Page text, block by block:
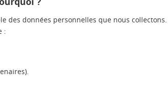
des données personnelles que nous
: